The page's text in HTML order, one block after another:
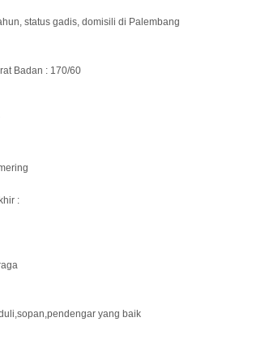
status gadis, domisili di Palembang
Badan : 170/60
:
yang baik